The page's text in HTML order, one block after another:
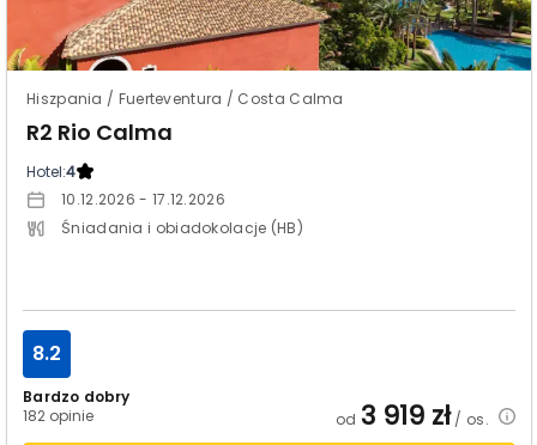
Hiszpania / Fuerteventura / Costa Calma
R2 Rio Calma
Hotel:4
10.12.2026 - 17.12.2026
Śniadania i obiadokolacje (HB)
Bardzo dobry
182 opinie
8.2
od 3 919 zł/ os.